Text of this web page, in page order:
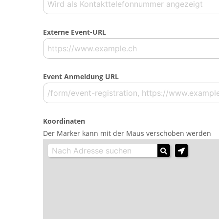
Externe Event-URL
Event Anmeldung URL
Koordinaten
Der Marker kann mit der Maus verschoben werden